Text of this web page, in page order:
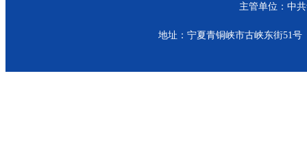
主管单位：中
地址：宁夏青铜峡市古峡东街51